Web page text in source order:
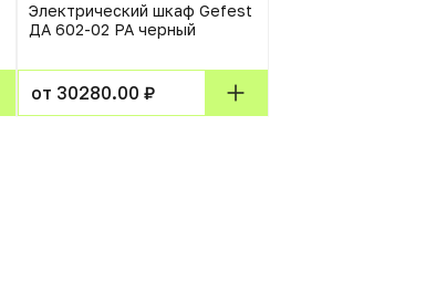
Электрический шкаф Gefest
ДА 602-02 РА черный
от 30280.00 ₽